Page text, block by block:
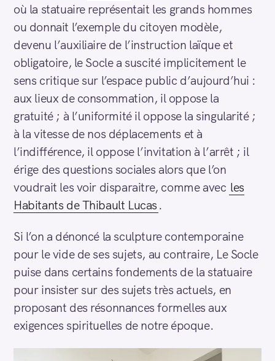
où la statuaire représentait les grands hommes
ou donnait l’exemple du citoyen modèle,
devenu l’auxiliaire de l’instruction laïque et
obligatoire, le Socle a suscité implicitement le
sens critique sur l’espace public d’aujourd’hui :
aux lieux de consommation, il oppose la
gratuité ; à l’uniformité il oppose la singularité ;
à la vitesse de nos déplacements et à
l’indifférence, il oppose l’invitation à l’arrêt ; il
érige des questions sociales alors que l’on
voudrait les voir disparaitre, comme avec les
Habitants de Thibault Lucas .
Si l’on a dénoncé la sculpture contemporaine
pour le vide de ses sujets, au contraire, Le Socle
puise dans certains fondements de la statuaire
pour insister sur des sujets très actuels, en
proposant des résonnances formelles aux
exigences spirituelles de notre époque.